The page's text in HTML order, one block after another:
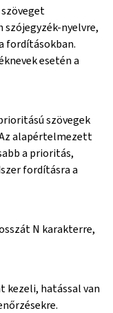
szöveget
nyelvre,
fordításokban.
esetén a
szövegek
alapértelmezett
a prioritás,
fordításra a
N karakterre,
kezeli, hatással van